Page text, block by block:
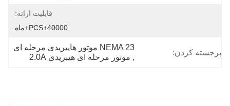
قابلیت ارائه:
40000+PCS+ماه
برجسته کردن:
NEMA 23 موتور هایبریدی مرحله ای
, موتور مرحله ای هیبریدی 2.0A